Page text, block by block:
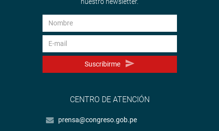
Suscribirme
CENTRO DE ATENCIÓN
prensa@congreso.gob.pe